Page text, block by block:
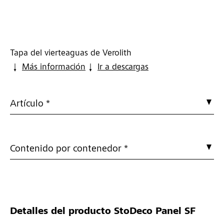
Tapa del vierteaguas de Verolith
Más información
Ir a descargas
Artículo *
Contenido por contenedor *
Detalles del producto StoDeco Panel SF